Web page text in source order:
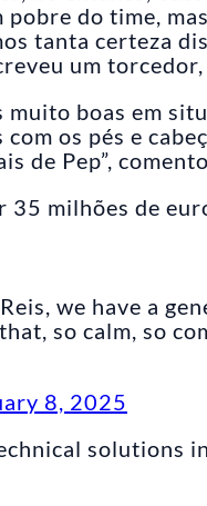
do time,
tanta certeza
um
boas em
os pés e
de Pep”,
milhões de
we have a
so calm, so
8, 2025
solutions